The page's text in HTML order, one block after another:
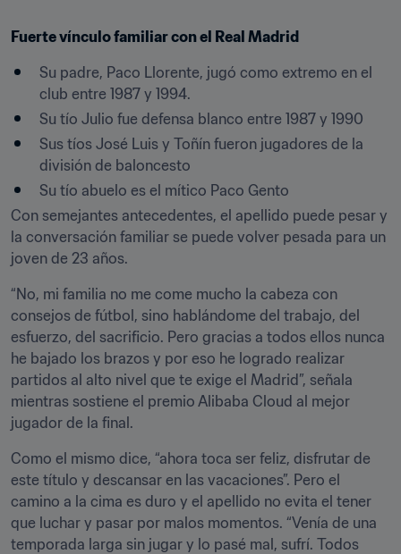
Fuerte vínculo familiar con el Real Madrid
Su padre, Paco Llorente, jugó como extremo en el
club entre 1987 y 1994.
Su tío Julio fue defensa blanco entre 1987 y 1990
Sus tíos José Luis y Toñín fueron jugadores de la
división de baloncesto
Su tío abuelo es el mítico Paco Gento
Con semejantes antecedentes, el apellido puede pesar y
la conversación familiar se puede volver pesada para un
joven de 23 años.
“No, mi familia no me come mucho la cabeza con
consejos de fútbol, sino hablándome del trabajo, del
esfuerzo, del sacrificio. Pero gracias a todos ellos nunca
he bajado los brazos y por eso he logrado realizar
partidos al alto nivel que te exige el Madrid”, señala
mientras sostiene el premio Alibaba Cloud al mejor
jugador de la final.
Como el mismo dice, “ahora toca ser feliz, disfrutar de
este título y descansar en las vacaciones”. Pero el
camino a la cima es duro y el apellido no evita el tener
que luchar y pasar por malos momentos. “Venía de una
temporada larga sin jugar y lo pasé mal, sufrí. Todos